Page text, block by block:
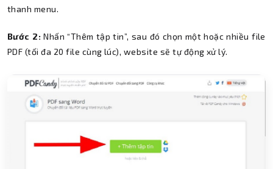
thanh menu.
Bước 2: Nhấn “Thêm tập tin”, sau đó chọn một hoặc nhiều file
PDF (tối đa 20 file cùng lúc), website sẽ tự động xử lý.